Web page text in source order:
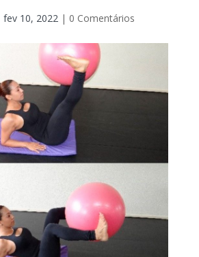
fev 10, 2022 | 0 Comentários